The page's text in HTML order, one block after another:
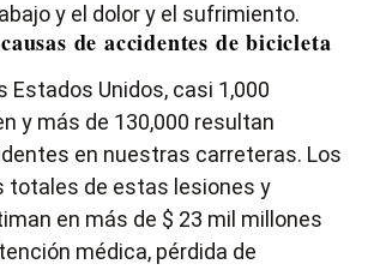
y el dolor y el sufrimiento.
de accidentes de bicicleta
Estados Unidos, casi 1,000
y más de 130,000 resultan
en nuestras carreteras. Los
totales de estas lesiones y
en más de $ 23 mil millones
médica, pérdida de